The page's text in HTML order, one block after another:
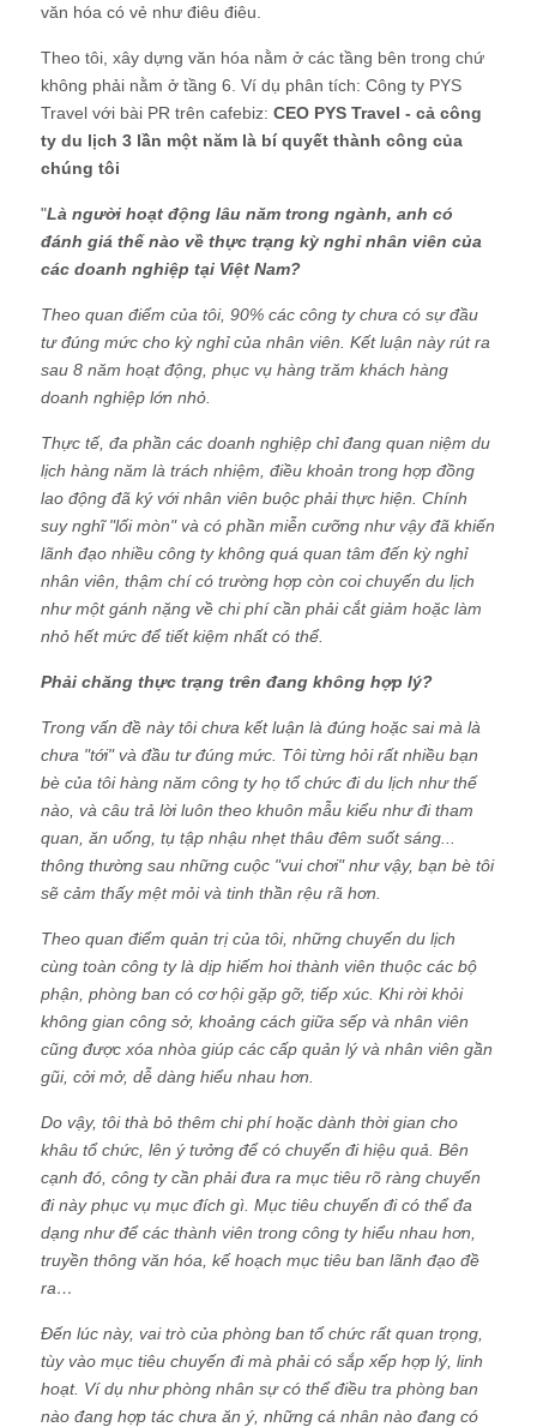
văn hóa có vẻ như điêu điêu.
Theo tôi, xây dựng văn hóa nằm ở các tầng bên trong chứ
không phải nằm ở tầng 6. Ví dụ phân tích: Công ty PYS
Travel với bài PR trên cafebiz: CEO PYS Travel - cả công
ty du lịch 3 lần một năm là bí quyết thành công của
chúng tôi
"Là người hoạt động lâu năm trong ngành, anh có
đánh giá thế nào về thực trạng kỳ nghỉ nhân viên của
các doanh nghiệp tại Việt Nam?
Theo quan điểm của tôi, 90% các công ty chưa có sự đầu
tư đúng mức cho kỳ nghỉ của nhân viên. Kết luận này rút ra
sau 8 năm hoạt động, phục vụ hàng trăm khách hàng
doanh nghiệp lớn nhỏ.
Thực tế, đa phần các doanh nghiệp chỉ đang quan niệm du
lịch hàng năm là trách nhiệm, điều khoản trong hợp đồng
lao động đã ký với nhân viên buộc phải thực hiện. Chính
suy nghĩ "lối mòn" và có phần miễn cưỡng như vậy đã khiến
lãnh đạo nhiều công ty không quá quan tâm đến kỳ nghỉ
nhân viên, thậm chí có trường hợp còn coi chuyến du lịch
như một gánh nặng về chi phí cần phải cắt giảm hoặc làm
nhỏ hết mức để tiết kiệm nhất có thể.
Phải chăng thực trạng trên đang không hợp lý?
Trong vấn đề này tôi chưa kết luận là đúng hoặc sai mà là
chưa "tới" và đầu tư đúng mức. Tôi từng hỏi rất nhiều bạn
bè của tôi hàng năm công ty họ tổ chức đi du lịch như thế
nào, và câu trả lời luôn theo khuôn mẫu kiểu như đi tham
quan, ăn uống, tụ tập nhậu nhẹt thâu đêm suốt sáng...
thông thường sau những cuộc "vui chơi" như vậy, bạn bè tôi
sẽ cảm thấy mệt mỏi và tinh thần rệu rã hơn.
Theo quan điểm quản trị của tôi, những chuyến du lịch
cùng toàn công ty là dịp hiếm hoi thành viên thuộc các bộ
phận, phòng ban có cơ hội gặp gỡ, tiếp xúc. Khi rời khỏi
không gian công sở, khoảng cách giữa sếp và nhân viên
cũng được xóa nhòa giúp các cấp quản lý và nhân viên gần
gũi, cởi mở, dễ dàng hiểu nhau hơn.
Do vậy, tôi thà bỏ thêm chi phí hoặc dành thời gian cho
khâu tổ chức, lên ý tưởng để có chuyến đi hiệu quả. Bên
cạnh đó, công ty cần phải đưa ra mục tiêu rõ ràng chuyến
đi này phục vụ mục đích gì. Mục tiêu chuyến đi có thể đa
dạng như để các thành viên trong công ty hiểu nhau hơn,
truyền thông văn hóa, kế hoạch mục tiêu ban lãnh đạo đề
ra…
Đến lúc này, vai trò của phòng ban tổ chức rất quan trọng,
tùy vào mục tiêu chuyến đi mà phải có sắp xếp hợp lý, linh
hoạt. Ví dụ như phòng nhân sự có thể điều tra phòng ban
nào đang hợp tác chưa ăn ý, những cá nhân nào đang có